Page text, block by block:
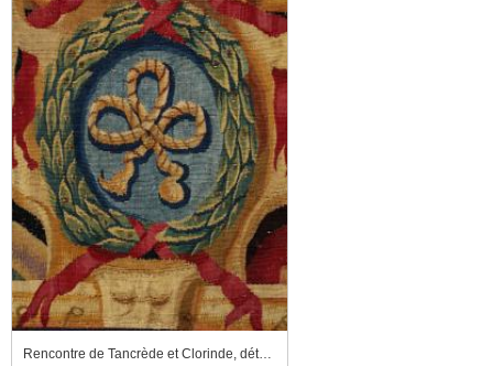
Rencontre de Tancrède et Clorinde, détail de la bordure